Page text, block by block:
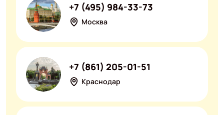
Москва
+7 (495) 984-33-73
Краснодар
+7 (861) 205-01-51